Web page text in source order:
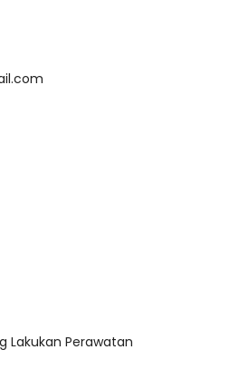
Lakukan Perawatan